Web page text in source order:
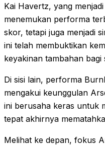
Kai Havertz, yang
menemukan performa
skor, tetapi juga menjadi
ini telah membuktikan
keyakinan tambahan
Di sisi lain, performa
mengakui keunggulan
ini berusaha keras untuk
tepat akhirnya
Melihat ke depan, fokus